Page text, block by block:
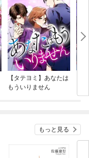
【タテヨミ】あなたは
もういりません
もっと見る